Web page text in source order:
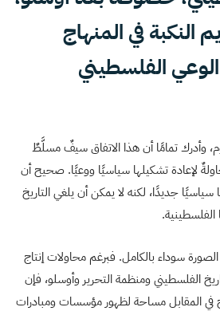
النكبة في المنهاج
الفلسطيني
وأدرك تمامًا أن هذا الاتفاق سيفٌ مسلَّطٌ
لإعادة تشكيلها سياسيًا ووعيًا. صحيح أن
جديدًا، لكنه لا يمكن أن يلغي التاريخ
الفلسطينية.
سوداء بالكامل. فبرغم محاولات إنتاج
الفلسطيني ومنظمة التحرير وأوسلو، فإن
في المقابل مساحة لظهور مؤسسات ومبادرات